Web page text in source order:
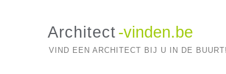
Architect -vinden.be
VIND EEN ARCHITECT BIJ U IN DE BUURT!